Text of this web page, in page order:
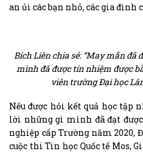
an ủi các bạn nhỏ, các gia đình
Bích Liên chia sẻ: “May mắn đã
mình đã được tín nhiệm được
viên trường Đại học
Nếu được hỏi kết quả học
lời những gì mình đã đạt
nghiệp cấp Trường năm
cuộc thi Tin học Quốc tế Mos,